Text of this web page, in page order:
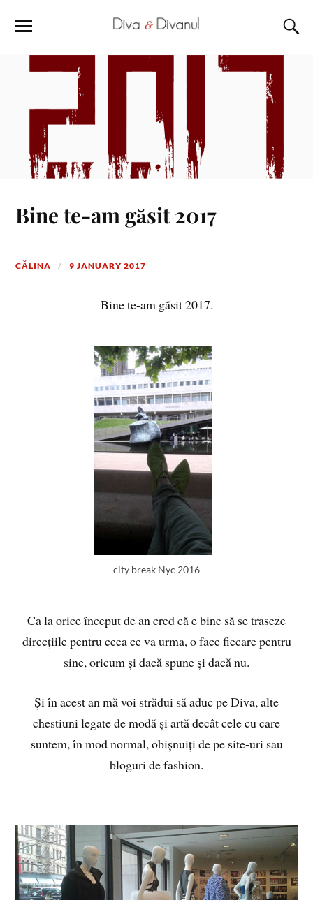
Bine te-am găsit 2017
CĂLINA 9 JANUARY 2017
Bine te-am găsit 2017.
city break Nyc 2016
Ca la orice început de an cred că e bine să se traseze
direcțiile pentru ceea ce va urma, o face fiecare pentru
sine, oricum și dacă spune și dacă nu.
Și în acest an mă voi strădui să aduc pe Diva, alte
chestiuni legate de modă și artă decât cele cu care
suntem, în mod normal, obișnuiți de pe site-uri sau
bloguri de fashion.